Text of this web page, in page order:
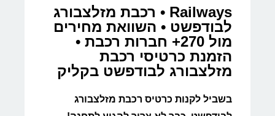
Railways • רכבת מזלצבורג
לבודפשט • השוואת מחירים
מול 270+ חברות רכבת •
הזמנת כרטיסי רכבת
מזלצבורג לבודפשט בקליק
בשביל לקנות כרטיס רכבת מזלצבורג